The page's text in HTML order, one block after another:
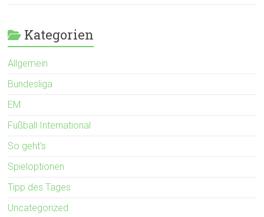
Kategorien
Allgemein
Bundesliga
EM
Fußball International
So geht's
Spieloptionen
Tipp des Tages
Uncategorized